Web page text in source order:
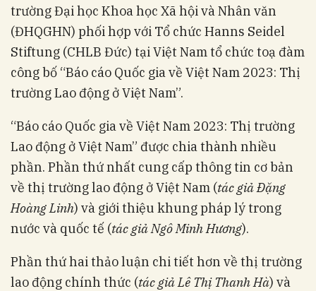
trường Đại học Khoa học Xã hội và Nhân văn
(ĐHQGHN) phối hợp với Tổ chức Hanns Seidel
Stiftung (CHLB Đức) tại Việt Nam tổ chức toạ đàm
công bố “Báo cáo Quốc gia về Việt Nam 2023: Thị
trường Lao động ở Việt Nam”.
“Báo cáo Quốc gia về Việt Nam 2023: Thị trường
Lao động ở Việt Nam” được chia thành nhiều
phần. Phần thứ nhất cung cấp thông tin cơ bản
về thị trường lao động ở Việt Nam (tác giả Đặng
Hoàng Linh) và giới thiệu khung pháp lý trong
nước và quốc tế (tác giả Ngô Minh Hương).
Phần thứ hai thảo luận chi tiết hơn về thị trường
lao động chính thức (tác giả Lê Thị Thanh Hà) và